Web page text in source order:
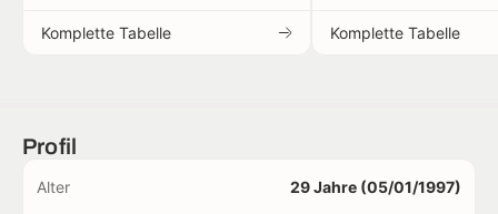
Komplette Tabelle Komplette Tabelle
Profil
Alter 29 Jahre (05/01/1997)